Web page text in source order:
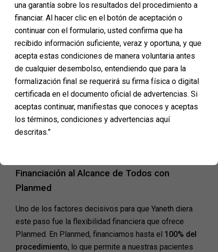
Financiación al Alcance de Todos con
Planmed
Uno de los factores decisivos para que Yaneth diera
este paso fue la flexibilidad financiera que ofrece
Planmed. En Planmed, financiamos hasta el 100% del
procedimiento, lo que permite a nuestras pacientes
una garantía sobre los resultados del procedimiento a
financiar. Al hacer clic en el botón de aceptación o
continuar con el formulario, usted confirma que ha
recibido información suficiente, veraz y oportuna, y que
acepta estas condiciones de manera voluntaria antes
de cualquier desembolso, entendiendo que para la
formalización final se requerirá su firma física o digital
certificada en el documento oficial de advertencias. Si
aceptas continuar, manifiestas que conoces y aceptas
los términos, condiciones y advertencias aquí
descritas.”